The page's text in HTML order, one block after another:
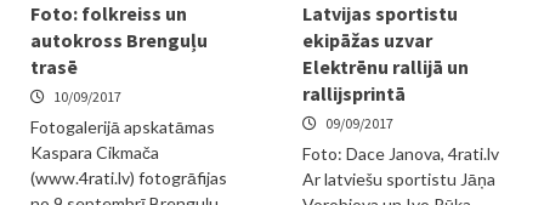
Foto: folkreiss un
autokross Brenguļu
trasē
10/09/2017
Fotogalerijā apskatāmas
Kaspara Cikmača
(www.4rati.lv) fotogrāfijas
Latvijas sportistu
ekipāžas uzvar
Elektrēnu rallijā un
rallijsprintā
09/09/2017
Foto: Dace Janova, 4rati.lv
Ar latviešu sportistu Jāņa